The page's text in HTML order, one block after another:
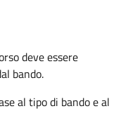
deve essere
bando.
al tipo di bando e al